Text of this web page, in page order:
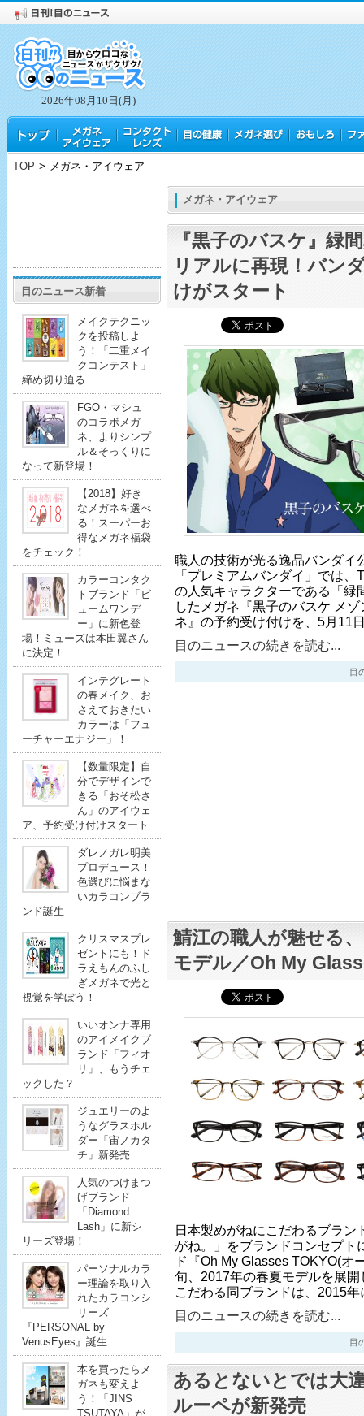
2026年08月10日(月)
TOP > メガネ・アイウェア
目のニュース新着
メイクテクニッ
クを投稿しよ
う！「二重メイ
クコンテスト」
締め切り迫る
FGO・マシュ
のコラボメガ
ネ、よりシンプ
ル＆そっくりに
なって新登場！
【2018】好き
なメガネを選べ
る！スーパーお
得なメガネ福袋
をチェック！
カラーコンタク
トブランド「ビ
ュームワンデ
ー」に新色登
場！ミューズは本田翼さん
に決定！
インテグレート
の春メイク、お
さえておきたい
カラーは「フュ
ーチャーエナジー」！
【数量限定】自
分でデザインで
きる「おそ松さ
ん」のアイウェ
ア、予約受け付けスタート
ダレノガレ明美
プロデュース！
色選びに悩まな
いカラコンブラ
ンド誕生
クリスマスプレ
ゼントにも！ド
ラえもんのふし
ぎメガネで光と
視覚を学ぼう！
いいオンナ専用
のアイメイクブ
ランド「フィオ
リ」、もうチェ
ックした？
ジュエリーのよ
うなグラスホル
ダー「宙ノカタ
チ」新発売
人気のつけまつ
げブランド
「Diamond
Lash」に新シ
リーズ登場！
パーソナルカラ
ー理論を取り入
れたカラコンシ
リーズ
『PERSONAL by
VenusEyes』誕生
本を買ったらメ
ガネも変えよ
う！「JINS
TSUTAYA」が
メガネ・アイウェア
『黒子のバスケ』緑
リアルに再現！バン
けがスタート
職人の技術が光る逸品バンダイ
「プレミアムバンダイ」では
の人気キャラクターである「緑
したメガネ『黒子のバスケ メ
ネ』の予約受け付けを、5月11
目のニュースの続きを読む...
目
鯖江の職人が魅せる
モデル／Oh My
日本製めがねにこだわるブラン
がね。」をブランドコンセプト
ド『Oh My Glasses TOKYO(オ
旬、2017年の春夏モデルを展
こだわる同ブランドは、2015
目のニュースの続きを読む...
目
あるとないとでは大
ルーペが新発売